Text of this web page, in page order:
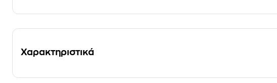
Χαρακτηριστικά